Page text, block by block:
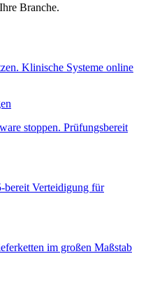
Branche.
Klinische Systeme online
stoppen. Prüfungsbereit
Verteidigung für
im großen Maßstab